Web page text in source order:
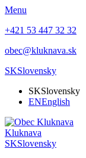
Menu
+421 53 447 32 32
obec@kluknava.sk
SKSlovensky
SKSlovensky
ENEnglish
Kluknava
SKSlovensky